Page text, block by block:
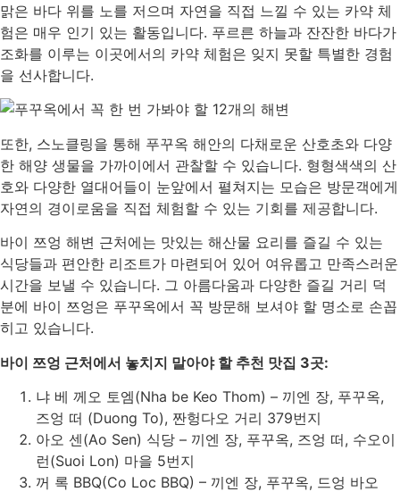
맑은 바다 위를 노를 저으며 자연을 직접 느낄 수 있는 카약 체
험은 매우 인기 있는 활동입니다. 푸르른 하늘과 잔잔한 바다가
조화를 이루는 이곳에서의 카약 체험은 잊지 못할 특별한 경험
을 선사합니다.
또한, 스노클링을 통해 푸꾸옥 해안의 다채로운 산호초와 다양
한 해양 생물을 가까이에서 관찰할 수 있습니다. 형형색색의 산
호와 다양한 열대어들이 눈앞에서 펼쳐지는 모습은 방문객에게
자연의 경이로움을 직접 체험할 수 있는 기회를 제공합니다.
바이 쯔엉 해변 근처에는 맛있는 해산물 요리를 즐길 수 있는
식당들과 편안한 리조트가 마련되어 있어 여유롭고 만족스러운
시간을 보낼 수 있습니다. 그 아름다움과 다양한 즐길 거리 덕
분에 바이 쯔엉은 푸꾸옥에서 꼭 방문해 보셔야 할 명소로 손꼽
히고 있습니다.
바이 쯔엉 근처에서 놓치지 말아야 할 추천 맛집 3곳:
냐 베 께오 토엠(Nha be Keo Thom) – 끼엔 장, 푸꾸옥,
즈엉 떠 (Duong To), 짠헝다오 거리 379번지
아오 센(Ao Sen) 식당 – 끼엔 장, 푸꾸옥, 즈엉 떠, 수오이
런(Suoi Lon) 마을 5번지
꺼 록 BBQ(Co Loc BBQ) – 끼엔 장, 푸꾸옥, 드엉 바오